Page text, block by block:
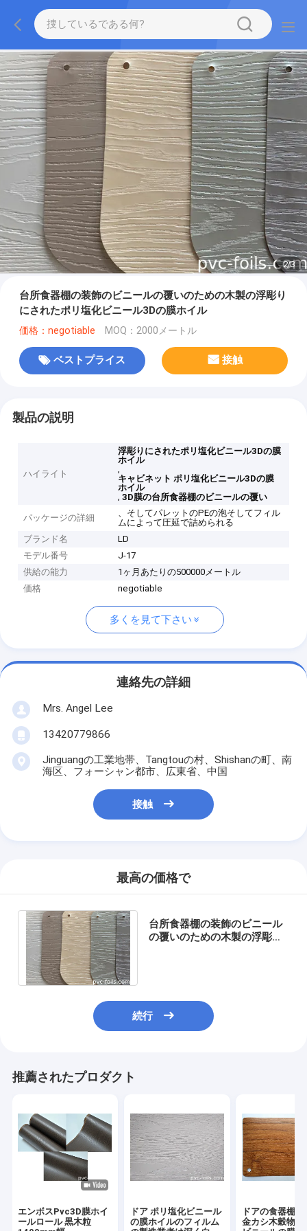
2/3
台所食器棚の装飾のビニールの覆いのための木製の浮彫り
にされたポリ塩化ビニール3Dの膜ホイル
価格：negotiable MOQ：2000メートル
ベストプライス 接触
製品の説明
ハイライト
浮彫りにされたポリ塩化ビニール3Dの膜
ホイル
,
キャビネット ポリ塩化ビニール3Dの膜
ホイル
,3D膜の台所食器棚のビニールの覆い
パッケージの詳細
、そしてパレットのPEの泡そしてフィル
ムによって圧延で詰められる
ブランド名
LD
モデル番号
J-17
供給の能力
1ヶ月あたりの500000メートル
価格
negotiable
多くを見て下さい
連絡先の詳細
Mrs. Angel Lee
13420779866
Jinguangの工業地帯、Tangtouの村、Shishanの町、南
海区、フォーシャン都市、広東省、中国
接触
最高の価格で
台所食器棚の装飾のビニール
の覆いのための木製の浮彫り
続行
推薦されたプロダクト
エンボスPvc3D膜ホイ
ールロール 黒木粒
ドア ポリ塩化ビニール
の膜ホイルのフィルム
ドアの食器棚
金カシ木穀物ポ